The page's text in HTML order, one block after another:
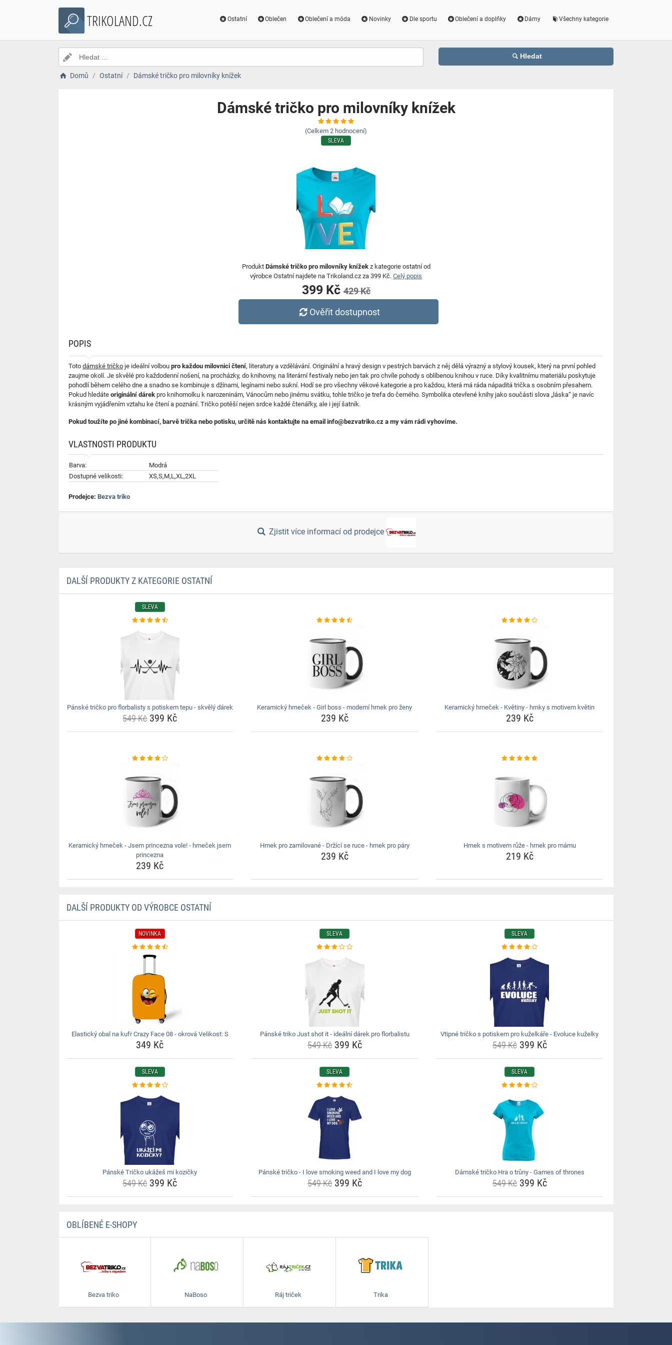
TRIKOLAND.CZ Ostatní Oblečen Oblečení a móda Novinky Dle sportu Oblečení a doplňky Dámy Všechny kategorie
Hledat
Domů Ostatní Dámské tričko pro milovníky knížek
Dámské tričko pro milovníky knížek
(Celkem 2 hodnocení)
SLEVA
Produkt Dámské tričko pro milovníky knížekz kategorie ostatní od
výrobce Ostatní najdete na Trikoland.cz za 399 Kč. Celý popis
399 Kč429 Kč
Ověřit dostupnost
POPIS
Toto dámské tričko je ideální volbou pro každou milovnici čtení, literatury a vzdělávání. Originální a hravý design v pestrých barvách z něj dělá výrazný a stylový kousek, který na první pohled
zaujme okolí. Je skvělé pro každodenní nošení, na procházky, do knihovny, na literární festivaly nebo jen tak pro chvíle pohody s oblíbenou knihou v ruce. Díky kvalitnímu materiálu poskytuje
pohodlí během celého dne a snadno se kombinuje s džínami, legínami nebo sukní. Hodí se pro všechny věkové kategorie a pro každou, která má ráda nápaditá trička s osobním přesahem.
Pokud hledáte originální dárek pro knihomolku k narozeninám, Vánocům nebo jinému svátku, tohle tričko je trefa do černého. Symbolika otevřené knihy jako součásti slova „láska“ je navíc
krásným vyjádřením vztahu ke čtení a poznání. Tričko potěší nejen srdce každé čtenářky, ale i její šatník.
Pokud toužíte po jiné kombinací, barvě trička nebo potisku, určitě nás kontaktujte na email info@bezvatriko.cz a my vám rádi vyhovíme.
VLASTNOSTI PRODUKTU
Barva:
Modrá
Dostupné velikosti:
XS,S,M,L,XL,2XL
Prodejce: Bezva triko
Zjistit více informací od prodejce
DALŠÍ PRODUKTY Z KATEGORIE OSTATNÍ
SLEVA
Pánské tričko pro florbalisty s potiskem tepu - skvělý dárek
549 Kč399 Kč
Keramický hrneček - Girl boss - moderní hrnek pro ženy
239 Kč
Keramický hrneček - Květiny - hrnky s motivem květin
239 Kč
Keramický hrneček - Jsem princezna vole! - hrneček jsem
princezna
239 Kč
Hrnek pro zamilované - Držící se ruce - hrnek pro páry
239 Kč
Hrnek s motivem růže - hrnek pro mámu
219 Kč
DALŠÍ PRODUKTY OD VÝROBCE OSTATNÍ
NOVINKA
Elastický obal na kufr Crazy Face 08 - okrová Velikost: S
349 Kč
SLEVA
Pánské triko Just shot it - ideální dárek pro florbalistu
549 Kč399 Kč
SLEVA
Vtipné tričko s potiskem pro kuželkáře - Evoluce kuželky
549 Kč399 Kč
SLEVA
Pánské Tričko ukážeš mi kozičky
549 Kč399 Kč
SLEVA
Pánské tričko - I love smoking weed and I love my dog
549 Kč399 Kč
SLEVA
Dámské tričko Hra o trůny - Games of thrones
549 Kč399 Kč
OBLÍBENÉ E-SHOPY
Bezva triko NaBoso Ráj triček Trika